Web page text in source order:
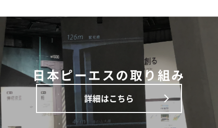
日本ピーエスの取り組み
詳細はこちら